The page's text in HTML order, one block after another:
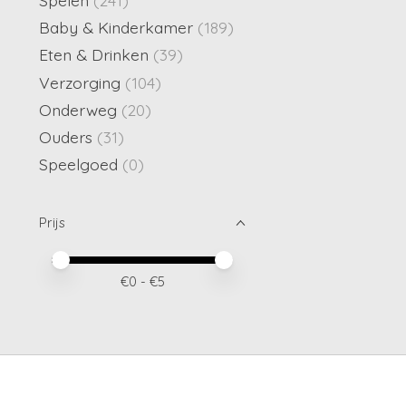
Baby & Kinderkamer (189)
Eten & Drinken (39)
Verzorging (104)
Onderweg (20)
Ouders (31)
Speelgoed (0)
Prijs
Minimale prijswaarde
Price maximum value
€0 - €5